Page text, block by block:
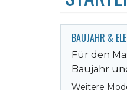
BAUJAHR &
Für den
Baujahr
Weitere